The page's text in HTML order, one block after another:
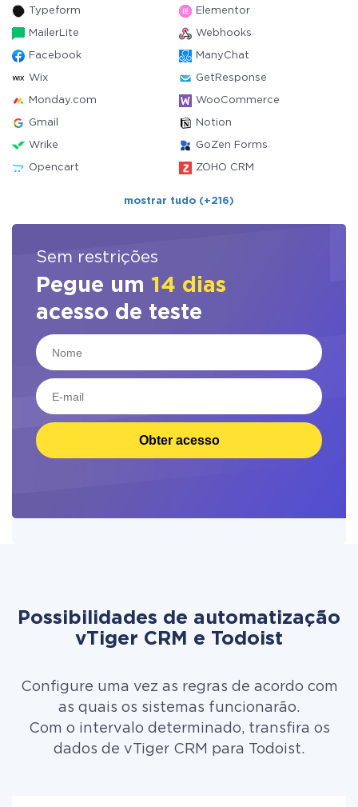
Typeform Elementor
MailerLite Webhooks
Facebook ManyChat
Wix GetResponse
Monday.com WooCommerce
Gmail Notion
Wrike GoZen Forms
Opencart ZOHO CRM
mostrar tudo (+216)
Sem restrições
Pegue um 14 dias
acesso de teste
Obter acesso
Possibilidades de automatização
vTiger CRM e Todoist
Configure uma vez as regras de acordo com
as quais os sistemas funcionarão.
Com o intervalo determinado, transfira os
dados de vTiger CRM para Todoist.